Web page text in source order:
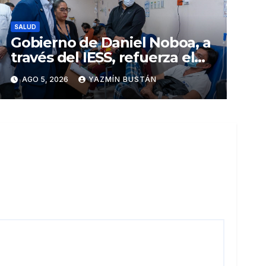
SALUD
Gobierno de Daniel Noboa, a
través del IESS, refuerza el
abastecimiento de insulina
en 86 establecimientos de
salud
AGO 5, 2026 YAZMÍN BUSTÁN